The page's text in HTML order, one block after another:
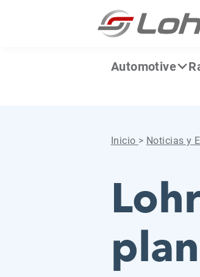
Automotive
Inicio > Noticias y
Panel de gestión de cookies